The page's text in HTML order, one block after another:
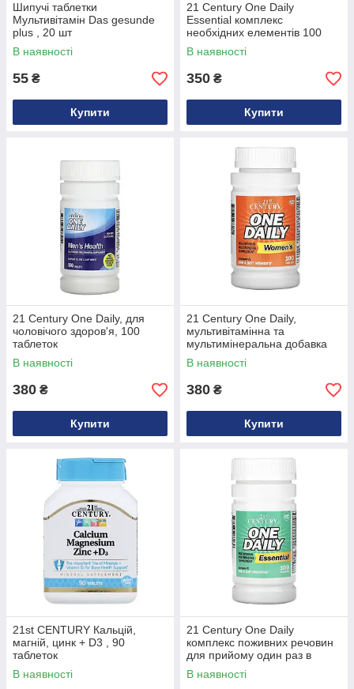
Шипучі таблетки
Мультивітамін Das gesunde
plus , 20 шт
В наявності
55 ₴
Купити
21 Century One Daily
Essential комплекс
необхідних елементів 100
таблеток
В наявності
350 ₴
Купити
21 Century One Daily, для
чоловічого здоров'я, 100
таблеток
В наявності
380 ₴
Купити
21 Century One Daily,
мультивітамінна та
мультимінеральна добавка
для жінок, 100 таблеток
В наявності
380 ₴
Купити
21st CENTURY Кальцій,
магній, цинк + D3 , 90
таблеток
В наявності
21 Century One Daily
комплекс поживних речовин
для прийому один раз в
день, 100 таблеток
В наявності